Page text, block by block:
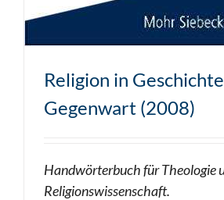
Religion in
Gegenwart (2008)
Handwörterbuch für Theologie
Religionswissenschaft.